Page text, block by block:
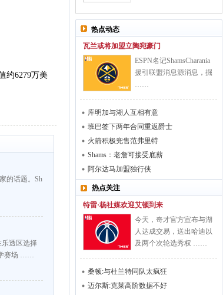
约6279万美
的话题。Sh
乐透区选择
学赛场 ……
热点动态
瓦兰或将加盟立陶宛豪门
ESPN名记ShamsCharania
援引联盟消息源消息，掘
……
库明加与湖人互相有意
班巴签下两年合同重返爵士
火箭积极兜售范弗里特
Shams：老詹可接受底薪
阿尔达马加盟独行侠
热点关注
特雷·杨社媒欢迎艾顿到来
今天，奇才官方宣布与湖
人达成交易，送出哈迪以
及两个次轮选秀权 ……
桑顿:与杜兰特同队太疯狂
迈尔斯:克莱高阶数据不好